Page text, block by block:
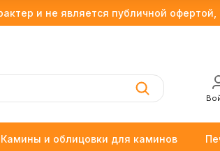
и не является публичной
Камины и облицовки для каминов